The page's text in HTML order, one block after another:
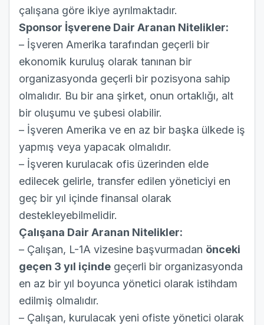
çalışana göre ikiye ayrılmaktadır.
Sponsor İşverene Dair Aranan Nitelikler:
– İşveren Amerika tarafından geçerli bir
ekonomik kuruluş olarak tanınan bir
organizasyonda geçerli bir pozisyona sahip
olmalıdır. Bu bir ana şirket, onun ortaklığı, alt
bir oluşumu ve şubesi olabilir.
– İşveren Amerika ve en az bir başka ülkede iş
yapmış veya yapacak olmalıdır.
– İşveren kurulacak ofis üzerinden elde
edilecek gelirle, transfer edilen yöneticiyi en
geç bir yıl içinde finansal olarak
destekleyebilmelidir.
Çalışana Dair Aranan Nitelikler:
– Çalışan, L-1A vizesine başvurmadan önceki
geçen 3 yıl içinde geçerli bir organizasyonda
en az bir yıl boyunca yönetici olarak istihdam
edilmiş olmalıdır.
– Çalışan, kurulacak yeni ofiste yönetici olarak